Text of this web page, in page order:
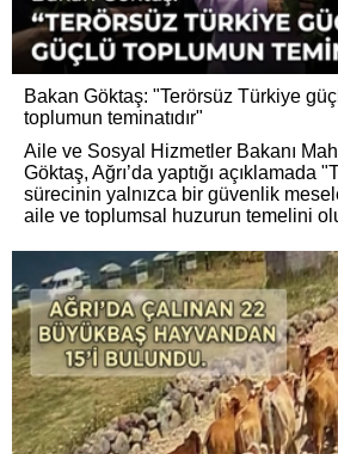
Bakan Göktaş: "Terörsüz Türkiye
toplumun teminatıdır"
Aile ve Sosyal Hizmetler Bakanı
Göktaş, Ağrı’da yaptığı açıklamada
sürecinin yalnızca bir güvenlik
aile ve toplumsal huzurun temelini